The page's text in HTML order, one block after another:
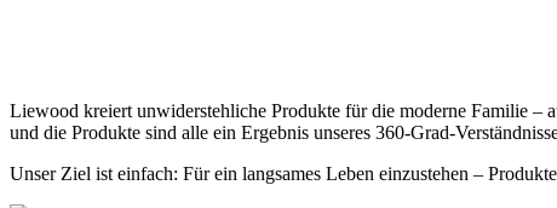
Liewood kreiert unwiderstehliche Produkte für die moderne Familie –
und die Produkte sind alle ein Ergebnis unseres 360-Grad-
Unser Ziel ist einfach: Für ein langsames Leben einzustehen –